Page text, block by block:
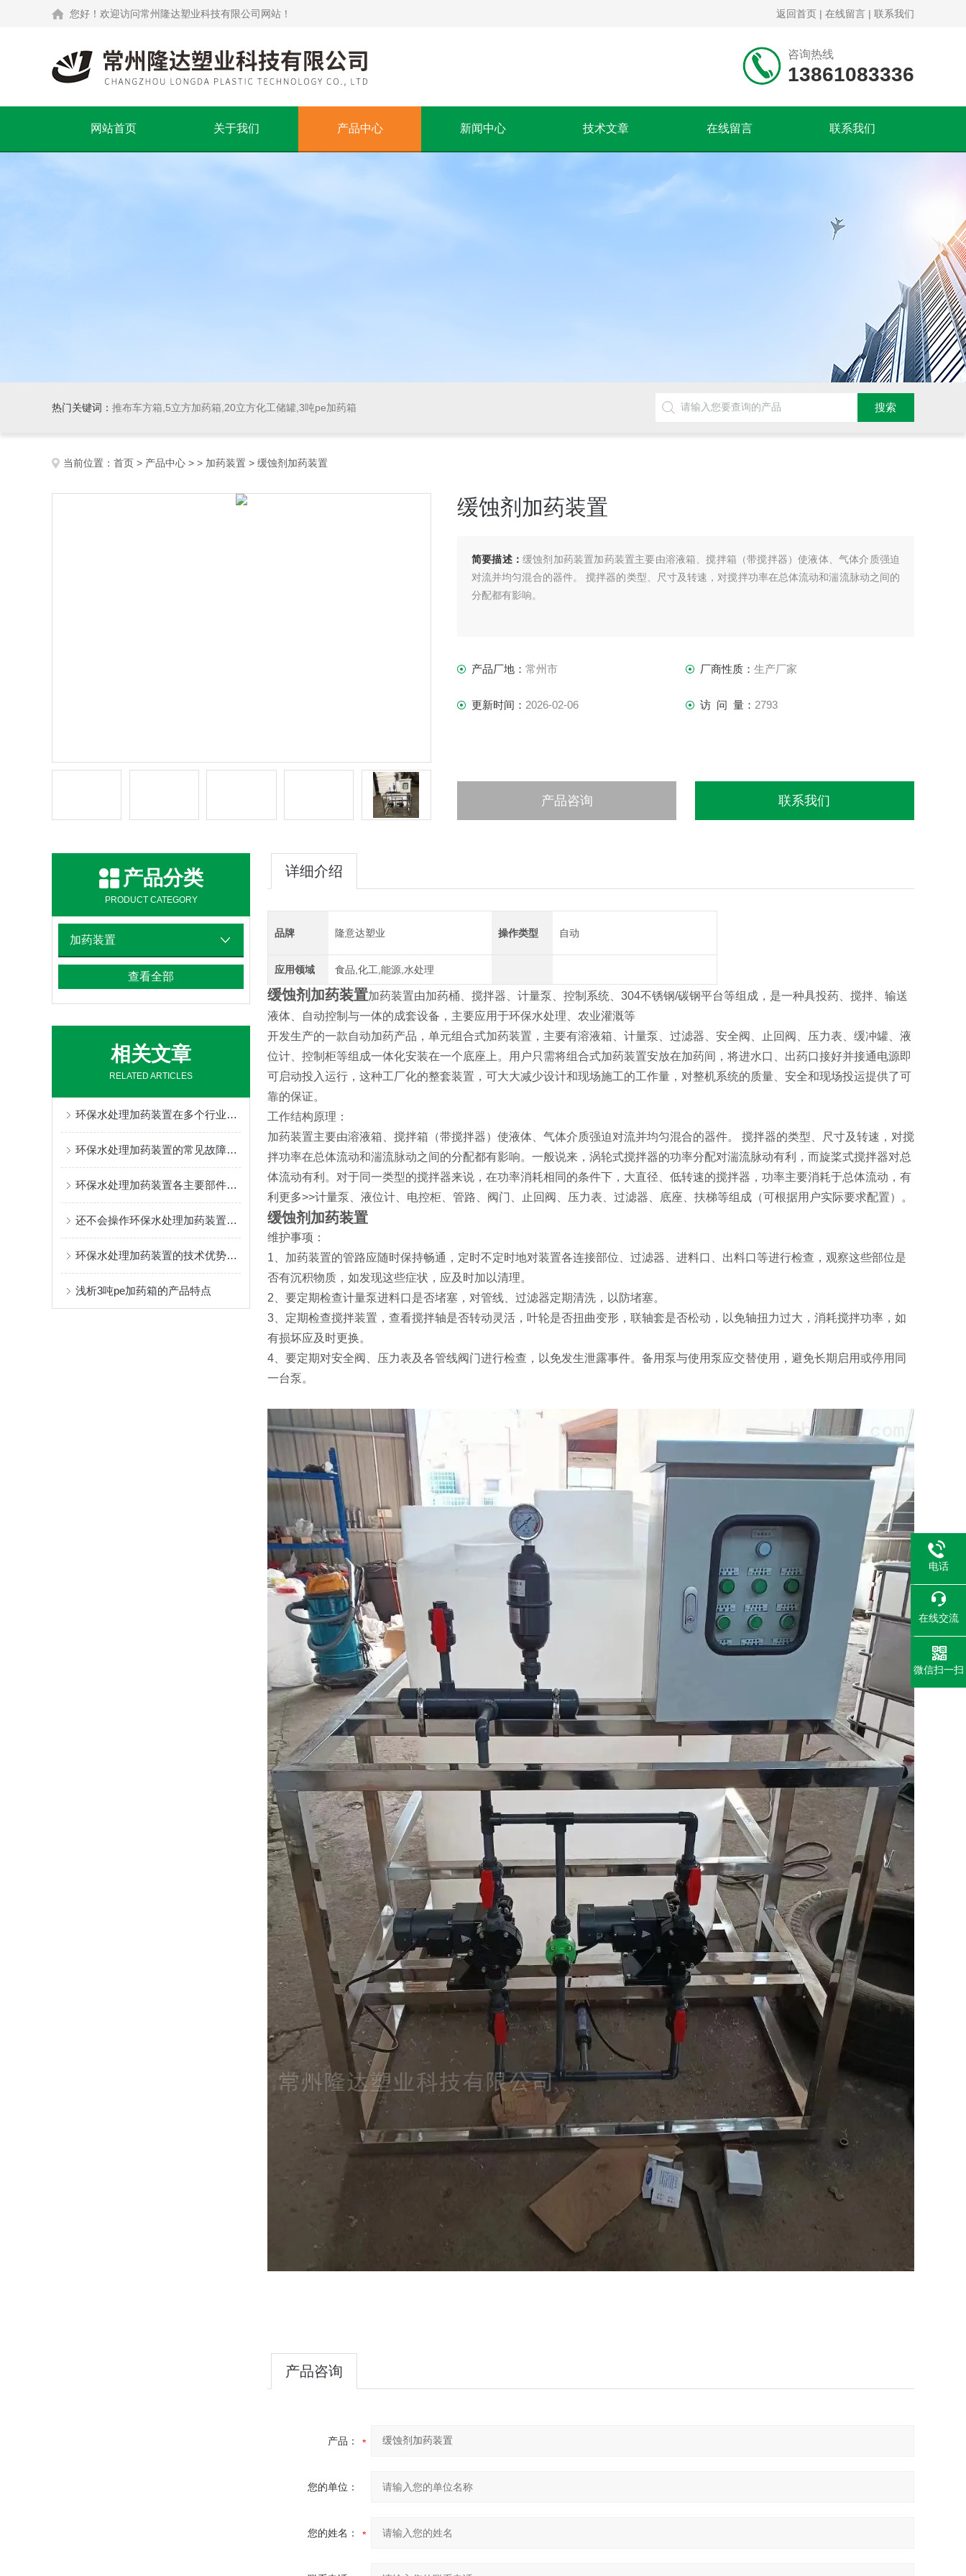
您好！欢迎访问常州隆达塑业科技有限公司网站！ 返回首页 | 在线留言 | 联系我们
咨询热线
13861083336
网站首页 关于我们 产品中心 新闻中心 技术文章 在线留言 联系我们
热门关键词： 推布车方箱,5立方加药箱,20立方化工储罐,3吨pe加药箱
当前位置： 首页 > 产品中心 > > 加药装置 > 缓蚀剂加药装置
缓蚀剂加药装置
简要描述： 缓蚀剂加药装置加药装置主要由溶液箱、搅拌箱（带搅拌器）使液体、气体介质强迫
对流并均匀混合的器件。 搅拌器的类型、尺寸及转速，对搅拌功率在总体流动和湍流脉动之间的
分配都有影响。
产品厂地： 常州市 厂商性质： 生产厂家
更新时间： 2026-02-06 访 问 量： 2793
产品咨询 联系我们
产品分类
PRODUCT CATEGORY
加药装置
查看全部
相关文章
RELATED ARTICLES
环保水处理加药装置在多个行业中发挥着重要的作用
环保水处理加药装置的常见故障相应解决方法分享
环保水处理加药装置各主要部件的功能特点分享
还不会操作环保水处理加药装置？进来看
环保水处理加药装置的技术优势与创新
浅析3吨pe加药箱的产品特点
详细介绍
品牌 隆意达塑业 操作类型 自动
应用领域 食品,化工,能源,水处理
缓蚀剂加药装置加药装置由加药桶、搅拌器、计量泵、控制系统、304不锈钢/碳钢平台等组成，是一种具投药、搅拌、输送
液体、自动控制与一体的成套设备，主要应用于环保水处理、农业灌溉等
开发生产的一款自动加药产品，单元组合式加药装置，主要有溶液箱、计量泵、过滤器、安全阀、止回阀、压力表、缓冲罐、液
位计、控制柜等组成一体化安装在一个底座上。用户只需将组合式加药装置安放在加药间，将进水口、出药口接好并接通电源即
可启动投入运行，这种工厂化的整套装置，可大大减少设计和现场施工的工作量，对整机系统的质量、安全和现场投运提供了可
靠的保证。
工作结构原理：
加药装置主要由溶液箱、搅拌箱（带搅拌器）使液体、气体介质强迫对流并均匀混合的器件。 搅拌器的类型、尺寸及转速，对搅
拌功率在总体流动和湍流脉动之间的分配都有影响。一般说来，涡轮式搅拌器的功率分配对湍流脉动有利，而旋桨式搅拌器对总
体流动有利。对于同一类型的搅拌器来说，在功率消耗相同的条件下，大直径、低转速的搅拌器，功率主要消耗于总体流动，有
利更多>>计量泵、液位计、电控柜、管路、阀门、止回阀、压力表、过滤器、底座、扶梯等组成（可根据用户实际要求配置）。
缓蚀剂加药装置
维护事项：
1、加药装置的管路应随时保持畅通，定时不定时地对装置各连接部位、过滤器、进料口、出料口等进行检查，观察这些部位是
否有沉积物质，如发现这些症状，应及时加以清理。
2、要定期检查计量泵进料口是否堵塞，对管线、过滤器定期清洗，以防堵塞。
3、定期检查搅拌装置，查看搅拌轴是否转动灵活，叶轮是否扭曲变形，联轴套是否松动，以免轴扭力过大，消耗搅拌功率，如
有损坏应及时更换。
4、要定期对安全阀、压力表及各管线阀门进行检查，以免发生泄露事件。备用泵与使用泵应交替使用，避免长期启用或停用同
一台泵。
产品咨询
产品：
您的单位：
您的姓名：
电话
在线交流
微信扫一扫